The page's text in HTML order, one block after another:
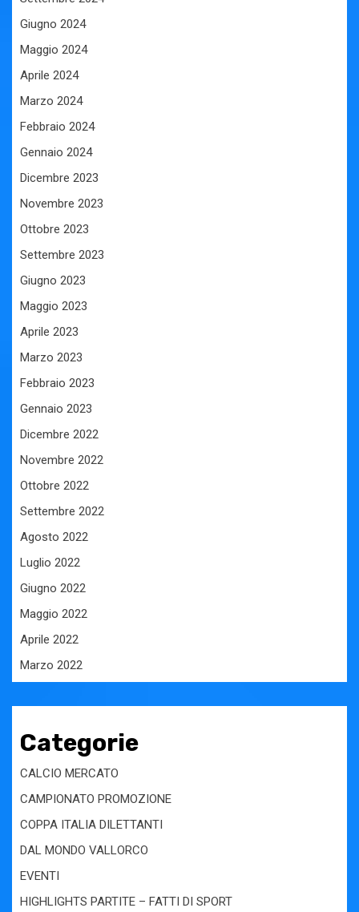
Giugno 2024
Maggio 2024
Aprile 2024
Marzo 2024
Febbraio 2024
Gennaio 2024
Dicembre 2023
Novembre 2023
Ottobre 2023
Settembre 2023
Giugno 2023
Maggio 2023
Aprile 2023
Marzo 2023
Febbraio 2023
Gennaio 2023
Dicembre 2022
Novembre 2022
Ottobre 2022
Settembre 2022
Agosto 2022
Luglio 2022
Giugno 2022
Maggio 2022
Aprile 2022
Marzo 2022
Categorie
CALCIO MERCATO
CAMPIONATO PROMOZIONE
COPPA ITALIA DILETTANTI
DAL MONDO VALLORCO
EVENTI
HIGHLIGHTS PARTITE – FATTI DI SPORT